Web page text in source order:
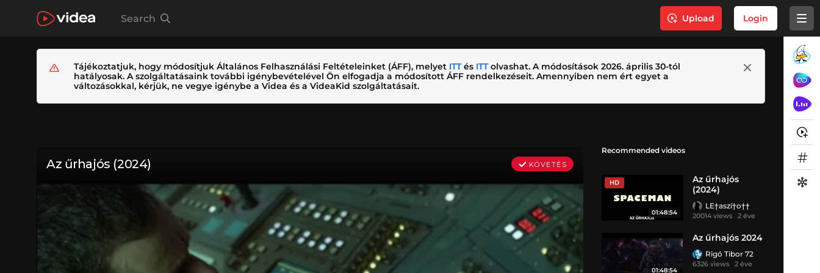
Search Upload Login
Tájékoztatjuk, hogy módosítjuk Általános Felhasználási Feltételeinket (ÁFF), melyet ITTés ITTolvashat. A módosítások 2026. április 30-tól
hatályosak. A szolgáltatásaink további igénybevételével Ön elfogadja a módosított ÁFF rendelkezéseit. Amennyiben nem ért egyet a
változásokkal, kérjük, ne vegye igénybe a Videa és a VideaKid szolgáltatásait.
Recommended videos
HD
01:48:54
Az űrhajós
(2024)
LE†aszí†o††
20014 views 2 éve
01:48:54
Az űrhajós 2024
Rigó Tibor 72
6326 views 2 éve